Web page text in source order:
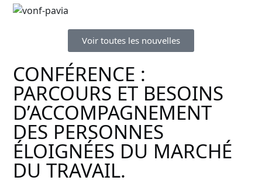
Voir toutes les nouvelles
CONFÉRENCE :
PARCOURS ET BESOINS
D’ACCOMPAGNEMENT
DES PERSONNES
ÉLOIGNÉES DU MARCHÉ
DU TRAVAIL.